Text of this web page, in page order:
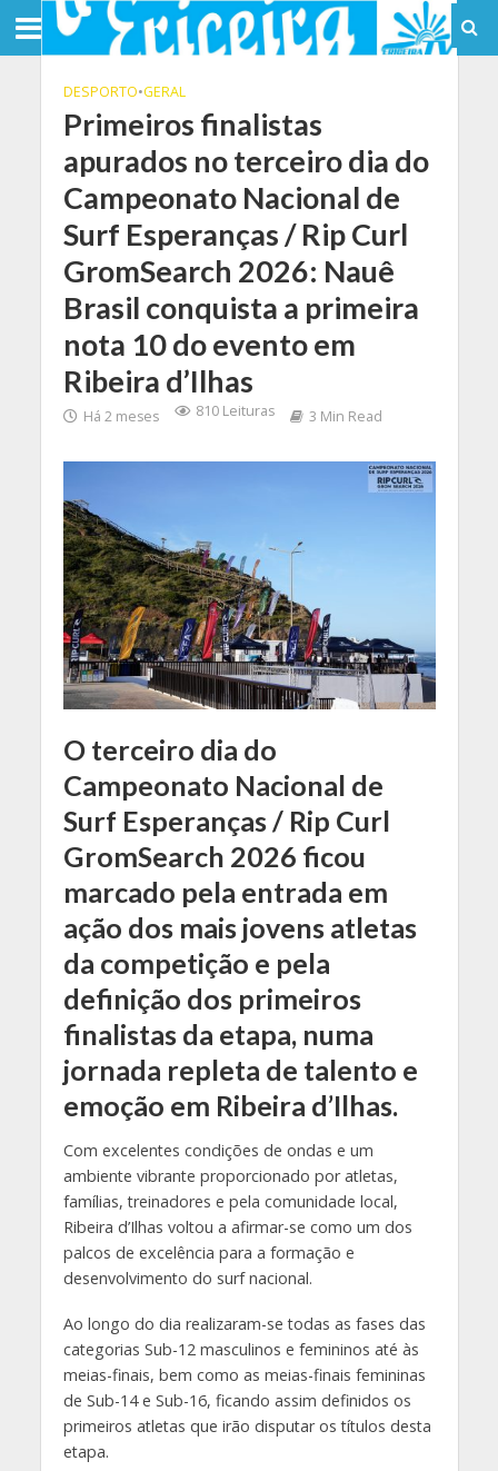
DESPORTO•GERAL
Primeiros finalistas
apurados no terceiro dia do
Campeonato Nacional de
Surf Esperanças / Rip Curl
GromSearch 2026: Nauê
Brasil conquista a primeira
nota 10 do evento em
Ribeira d’Ilhas
Há 2 meses 810 Leituras 3 Min Read
O terceiro dia do
Campeonato Nacional de
Surf Esperanças / Rip Curl
GromSearch 2026 ficou
marcado pela entrada em
ação dos mais jovens atletas
da competição e pela
definição dos primeiros
finalistas da etapa, numa
jornada repleta de talento e
emoção em Ribeira d’Ilhas.
Com excelentes condições de ondas e um
ambiente vibrante proporcionado por atletas,
famílias, treinadores e pela comunidade local,
Ribeira d’Ilhas voltou a afirmar-se como um dos
palcos de excelência para a formação e
desenvolvimento do surf nacional.
Ao longo do dia realizaram-se todas as fases das
categorias Sub-12 masculinos e femininos até às
meias-finais, bem como as meias-finais femininas
de Sub-14 e Sub-16, ficando assim definidos os
primeiros atletas que irão disputar os títulos desta
etapa.